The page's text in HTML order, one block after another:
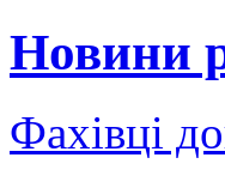
Новини
Фахівці